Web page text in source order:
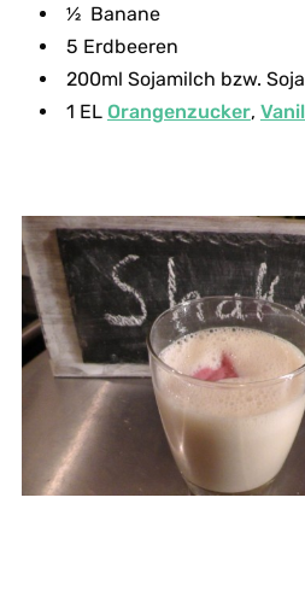
½ Banane
5 Erdbeeren
200ml Sojamilch bzw.
1 EL Orangenzucker,